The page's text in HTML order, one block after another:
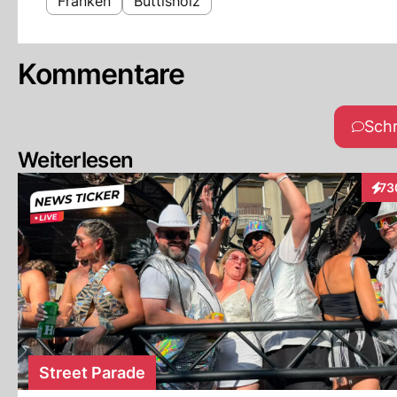
Kommentare
Weiterlesen
Street Parade